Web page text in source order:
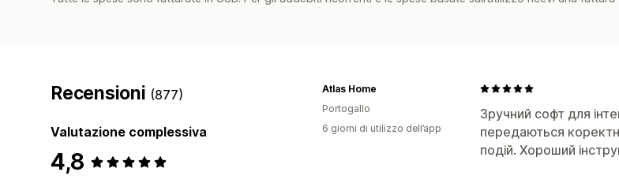
Recensioni (877)
Valutazione complessiva
4,8
Зручний софт для
передаються
подій. Хороший
Atlas Home
Portogallo
6 giorni di utilizzo dell’app